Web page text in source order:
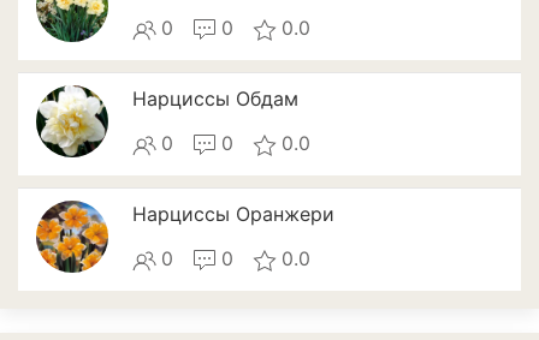
Апельсины
Барбарис
Вишня
Гранат
Грецкий орех
Груша
0 0 0.0
Нарциссы Обдам
0 0 0.0
Нарциссы Оранжери
0 0 0.0